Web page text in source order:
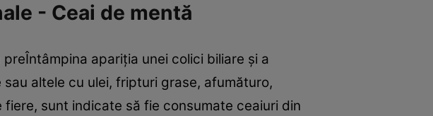
- Ceai de mentă
apariţia unei colici biliare şi a
altele cu ulei, fripturi grase, afumăturo,
sunt indicate să fie consumate ceaiuri din